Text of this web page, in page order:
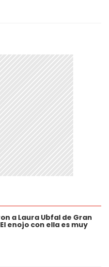
a Laura Ubfal de Gran
enojo con ella es muy